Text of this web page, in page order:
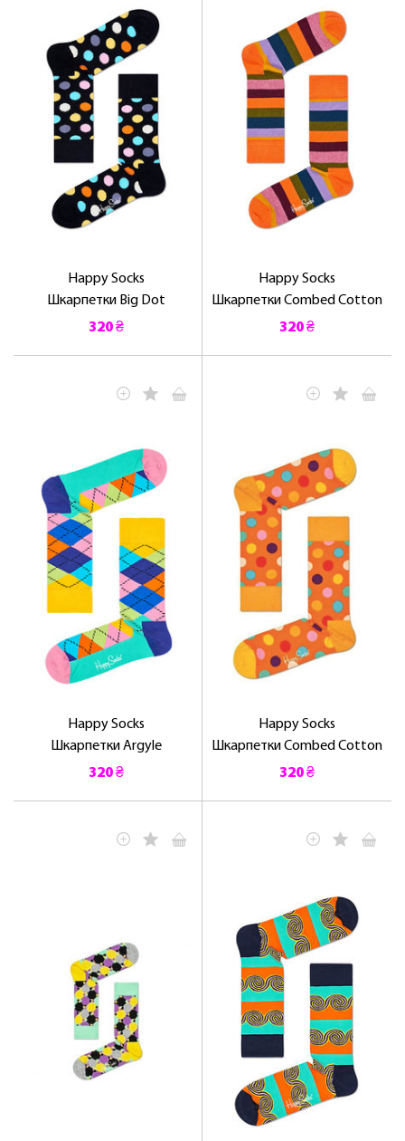
Happy Socks
Шкарпетки Big Dot
320 ₴
Happy Socks
Шкарпетки Combed Cotton
320 ₴
Happy Socks
Шкарпетки Argyle
320 ₴
Happy Socks
Шкарпетки Combed Cotton
320 ₴